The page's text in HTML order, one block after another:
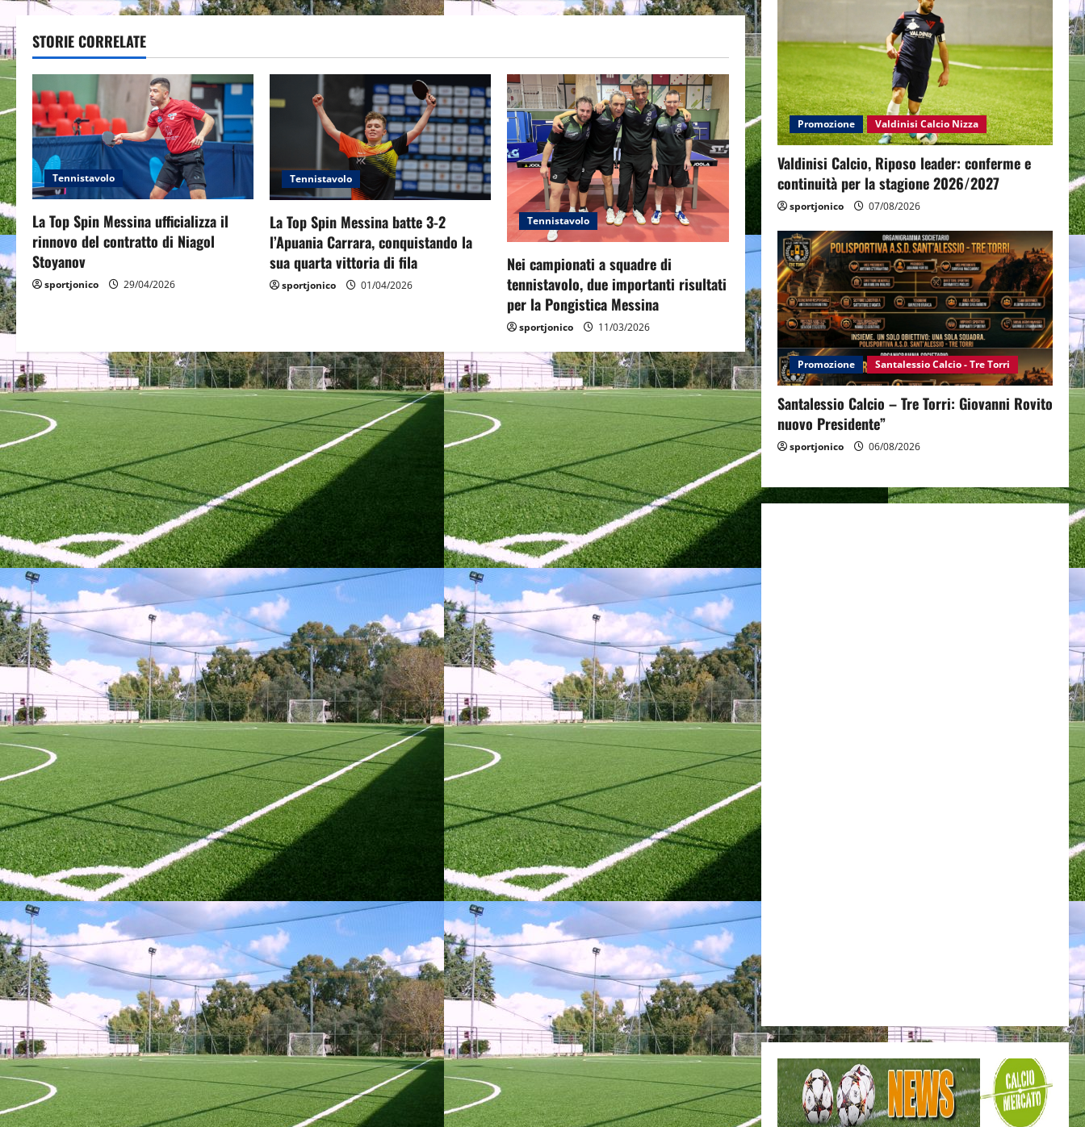
t
n
a
v
i
g
a
t
i
n
STORIE CORRELATE
Tennistavolo
La Top Spin Messina ufficializza il
rinnovo del contratto di Niagol
Stoyanov
sportjonico 29/04/2026
Tennistavolo
La Top Spin Messina batte 3-2
l’Apuania Carrara, conquistando la
sua quarta vittoria di fila
sportjonico 01/04/2026
Tennistavolo
Nei campionati a squadre di
tennistavolo, due importanti risultati
per la Pongistica Messina
sportjonico 11/03/2026
Promozione Valdinisi Calcio Nizza
Valdinisi Calcio, Riposo leader: conferme e
continuità per la stagione 2026/2027
sportjonico 07/08/2026
Promozione Santalessio Calcio - Tre Torri
Santalessio Calcio – Tre Torri: Giovanni Rovito
nuovo Presidente”
sportjonico 06/08/2026